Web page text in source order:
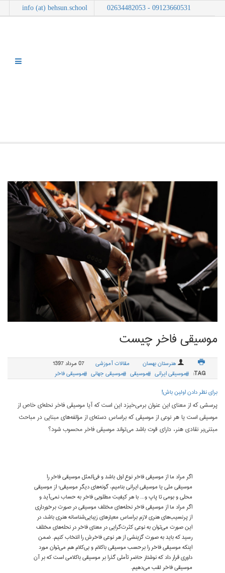
09123660531 - 02634482053
info (at) behsun.school
موسیقی فاخر چیست
هنرستان بهسان مقالات آموزشی
07 مرداد 1397
TAG:
موسیقی ایرانی موسیقی موسیقی جهانی
موسیقی فاخر
برای نظر دادن اولین باش!
پرسشی که از معنای این عنوان برمی‌خیزد این است که آیا موسیقی فاخر نحله‌ای خاص از
موسیقی است یا هر نوعی از موسیقی که براساس دسته‌ای از مؤلفه‌های مبنایی در مباحث
مبتنی‌بر نقادی هنر، دارای قوت باشد می‌تواند موسیقی فاخر محسوب شود؟
اگر مراد ما از موسیقی فاخر نوع اول باشد و فی‌المثل موسیقی فاخر را
موسیقی ملی یا موسیقی ایرانی بنامیم، گونه‌های دیگر موسیقی؛ از موسیقی
محلی و بومی تا پاپ و... با هر کیفیت مطلوبی فاخر به حساب نمی‌آید و
اگر مراد ما از موسیقی فاخر نحله‌های مختلف موسیقی در صورت برخورداری
از پرنسیب‌های هنری لازم براساس معیارهای زیبایی‌شناسانه هنری باشد، در
این صورت می‌توان به‌ نوعی کثرت‌گرایی در معنای فاخر در نحله‌های مختلف
رسید که باید به صورت گزینشی از هر نوعی فاخرش را انتخاب کنیم. ضمن
اینکه موسیقی فاخر را برحسب موسیقی باکلام و بی‌کلام هم می‌توان مورد
داوری قرار داد که نوشتار حاضر تأملی گذرا بر موسیقی باکلامی است که بر آن
موسیقی فاخر لقب می‌دهیم.